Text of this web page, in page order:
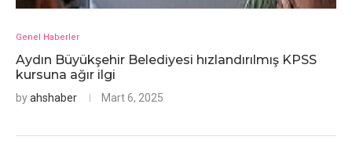
Genel Haberler
Aydın Büyükşehir Belediyesi hızlandırılmış KPSS
kursuna ağır ilgi
byahshaber Mart 6, 2025